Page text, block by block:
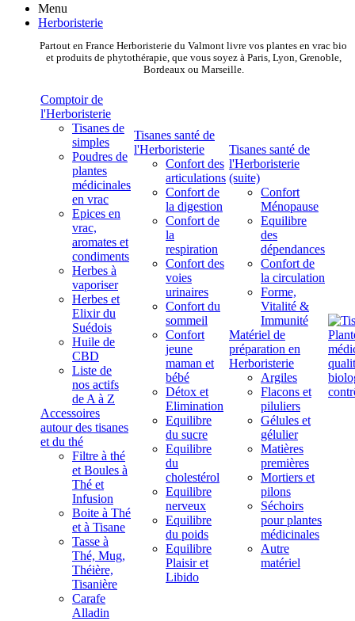
Menu
Herboristerie
Partout en France Herboristerie du Valmont livre vos plantes en vrac bio
et produits de phytothérapie, que vous soyez à Paris, Lyon, Grenoble,
Bordeaux ou Marseille.
Comptoir de
l'Herboristerie
Tisanes de
simples
Poudres de
plantes
médicinales
en vrac
Epices en
vrac,
aromates et
condiments
Herbes à
vaporiser
Herbes et
Elixir du
Suédois
Huile de
CBD
Liste de
nos actifs
de A à Z
Accessoires
autour des tisanes
et du thé
Filtre à thé
et Boules à
Thé et
Infusion
Boite à Thé
et à Tisane
Tasse à
Thé, Mug,
Théière,
Tisanière
Carafe
Alladin
Tisanes santé de
l'Herboristerie
Confort des
articulations
Confort de
la digestion
Confort de
la
respiration
Confort des
voies
urinaires
Confort du
sommeil
Confort
jeune
maman et
bébé
Détox et
Elimination
Equilibre
du sucre
Equilibre
du
cholestérol
Equilibre
nerveux
Equilibre
du poids
Equilibre
Plaisir et
Libido
Tisanes santé de
l'Herboristerie
(suite)
Confort
Ménopause
Equilibre
des
dépendances
Confort de
la circulation
Forme,
Vitalité &
Immunité
Matériel de
préparation en
Herboristerie
Argiles
Flacons et
piluliers
Gélules et
gélulier
Matières
premières
Mortiers et
pilons
Séchoirs
pour plantes
médicinales
Autre
matériel